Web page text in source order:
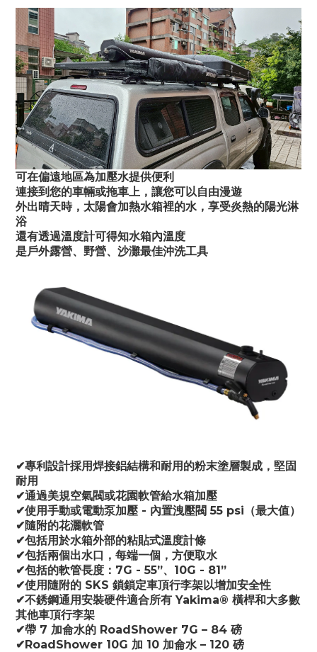
可在偏遠地區為加壓水提供便利
連接到您的車輛或拖車上，讓您可以自由漫遊
外出晴天時，太陽會加熱水箱裡的水，享受炎熱的陽光淋
浴
還有透過溫度計可得知水箱內溫度
是戶外露營、野營、沙灘最佳沖洗工具
✔專利設計採用焊接鋁結構和耐用的粉末塗層製成，堅固
耐用
✔通過美規空氣閥或花園軟管給水箱加壓
✔使用手動或電動泵加壓 - 內置洩壓閥 55 psi（最大值）
✔隨附的花灑軟管
✔包括用於水箱外部的粘貼式溫度計條
✔包括兩個出水口，每端一個，方便取水
✔包括的軟管長度：7G - 55”、10G - 81”
✔使用隨附的 SKS 鎖鎖定車頂行李架以增加安全性
✔不銹鋼通用安裝硬件適合所有 Yakima® 橫桿和大多數
其他車頂行李架
✔帶 7 加侖水的 RoadShower 7G – 84 磅
✔RoadShower 10G 加 10 加侖水 – 120 磅